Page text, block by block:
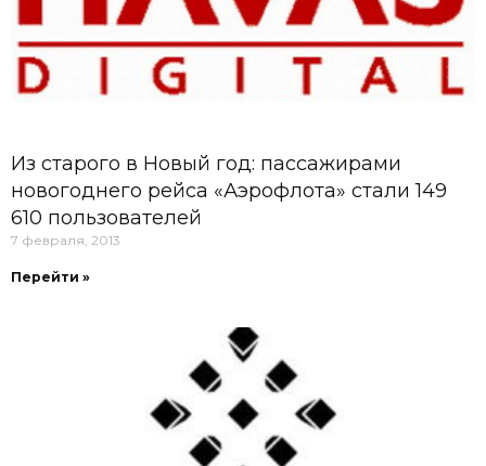
Из старого в Новый год: пассажирами
новогоднего рейса «Аэрофлота» стали 149
610 пользователей
7 февраля, 2013
Перейти »